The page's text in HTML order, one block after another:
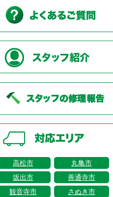
高松市
丸亀市
坂出市
善通寺市
観音寺市
さぬき市